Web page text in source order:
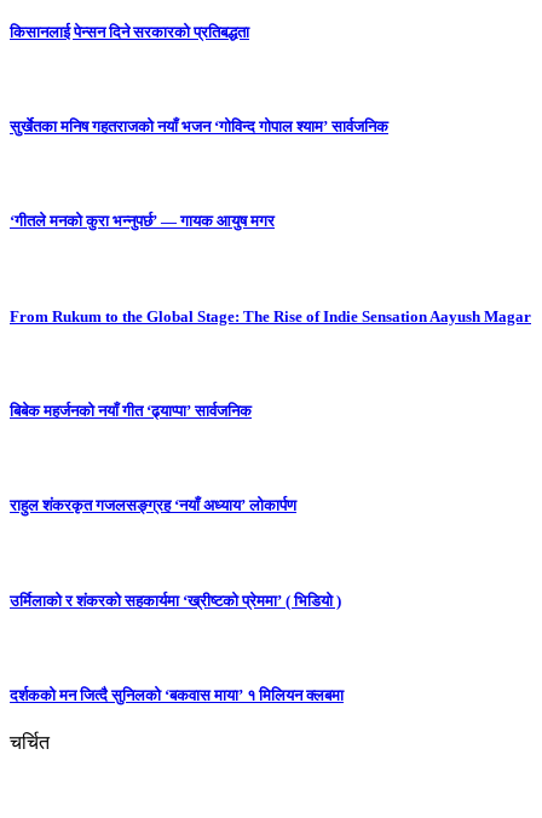
किसानलाई पेन्सन दिने सरकारको प्रतिबद्धता
सुर्खेतका मनिष गहतराजको नयाँ भजन ‘गोविन्द गोपाल श्याम’ सार्वजनिक
‘गीतले मनको कुरा भन्नुपर्छ’ — गायक आयुष मगर
From Rukum to the Global Stage: The Rise of Indie Sensation Aayush Magar
बिबेक महर्जनको नयाँ गीत ‘ढ्याप्पा’ सार्वजनिक
राहुल शंकरकृत गजलसङ्ग्रह ‘नयाँ अध्याय’ लोकार्पण
उर्मिलाको र शंकरको सहकार्यमा ‘ख्रीष्टको प्रेममा’ ( भिडियो )
दर्शकको मन जित्दै सुनिलको ‘बकवास माया’ १ मिलियन क्लबमा
चर्चित